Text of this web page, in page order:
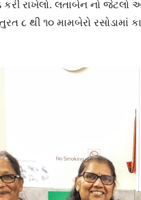
કરી રાખેલો. લતાબેન નો
૮ થી ૧૦ મામબેરો